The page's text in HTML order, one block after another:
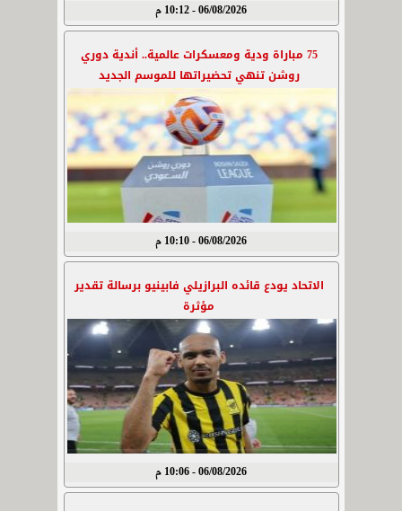
06/08/2026 - 10:12 م
75 مباراة ودية ومعسكرات عالمية.. أندية دوري
روشن تنهي تحضيراتها للموسم الجديد
06/08/2026 - 10:10 م
الاتحاد يودع قائده البرازيلي فابينيو برسالة تقدير
مؤثرة
06/08/2026 - 10:06 م